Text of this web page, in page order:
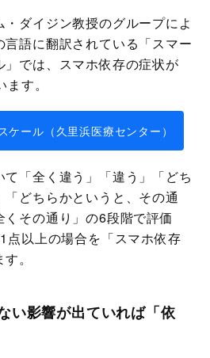
ダイジン教授のグループによ
語に翻訳されている「スマー
」では、スマホ依存の症状が
す。
ケール（久里浜医療センター）
「全く違う」「違う」「どち
どちらかというと、その通
くその通り」の6段階で評価
点以上の場合を「スマホ依存
。
い影響が出ていれば「依